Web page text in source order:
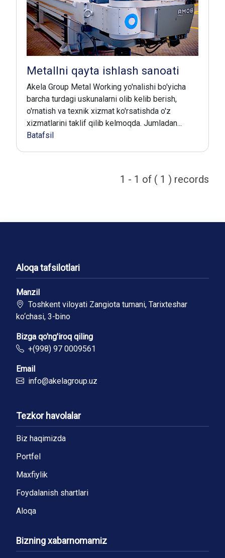
Metallni qayta ishlash sanoati
Akela Group Metal Working yo'nalishi bo'yicha
barcha turdagi uskunalarni olib kelib berish,
o'rnatish va texnik xizmat ko'rsatishda o'z
xizmatlarini taklif qilib kelmoqda. Jumladan...
Batafsil
1 - 1 of ( 1 ) records
Aloqa tafsilotlari
Manzil
Toshkent viloyati Zangiota tumani, Tarixteshar
ko‘chasi, 3-bino
Bizga qo'ng'iroq qiling
+(998) 97 0009561
Email
info@akelagroup.uz
Tezkor havolalar
Biz haqimizda
Portfel
Maxfiylik
Foydalanish shartlari
Aloqa
Bizning xabarnomamiz